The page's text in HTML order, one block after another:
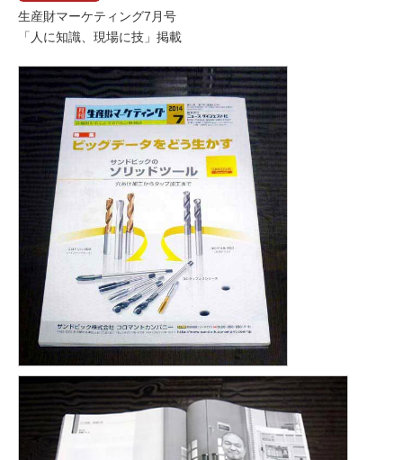
生産財マーケティング7月号
「人に知識、現場に技」掲載